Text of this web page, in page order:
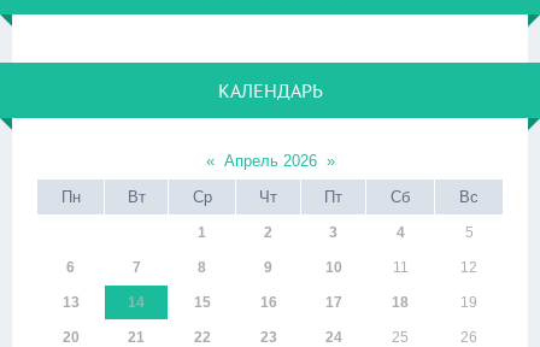
КАЛЕНДАРЬ
« Апрель 2026 »
Пн
Вт Ср Чт Пт Сб Вс
1 2 3 4 5
6 7 8 9 10 11 12
13 14 15 16 17 18 19
20 21 22 23 24 25 26